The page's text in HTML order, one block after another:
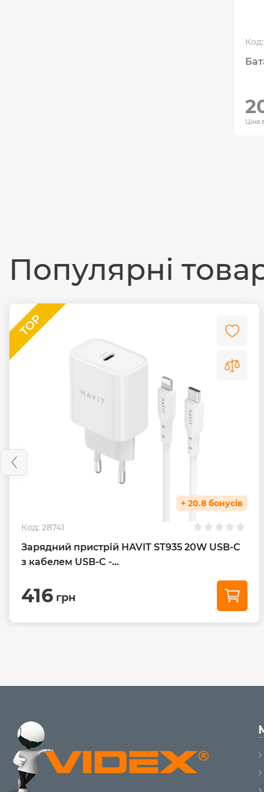
Код:
Ціна
Популярні
+ 20.8 бонусів
Код: 28741
Зарядний пристрій HAVIT ST935 20W USB-C
з кабелем USB-C -...
416 грн